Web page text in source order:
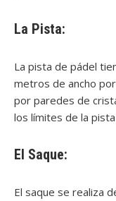
La Pista:
La pista de pádel
metros de ancho
por paredes de
los límites de la
El Saque:
El saque se realiza